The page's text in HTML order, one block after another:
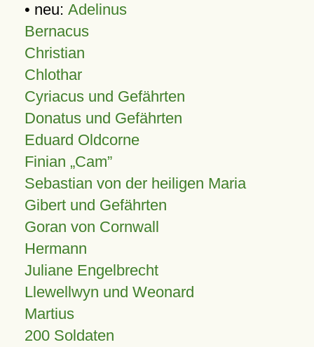
• neu: Adelinus
Bernacus
Christian
Chlothar
Cyriacus und Gefährten
Donatus und Gefährten
Eduard Oldcorne
Finian Cam
Sebastian von der heiligen Maria
Gibert und Gefährten
Goran von Cornwall
Hermann
Juliane Engelbrecht
Llewellwyn und Weonard
Martius
200 Soldaten